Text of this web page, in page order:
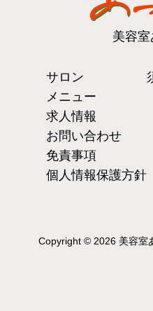
美容
サロン
メニュー
求人情報
お問い合わせ
免責事項
個人情報保護方針
Copyright © 2026 美容室